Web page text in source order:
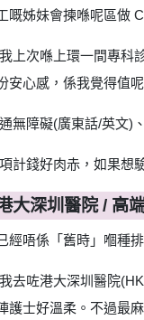
嘅姊妹會揀喺呢區做
上次喺上環一間專科
安心感，係我覺得值呢
無障礙(廣東話/英文)
計錢好肉赤，如果想
大深圳醫院 / 高
經唔係「舊時」嗰種排
去咗港大深圳醫院
護士好溫柔。不過最